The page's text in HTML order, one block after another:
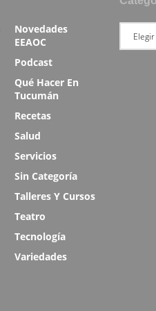
Novedades
EEAOC
Podcast
Qué Hacer En
Tucumán
Recetas
Salud
Servicios
Sin Categoría
Talleres Y Cursos
Teatro
Tecnología
Variedades